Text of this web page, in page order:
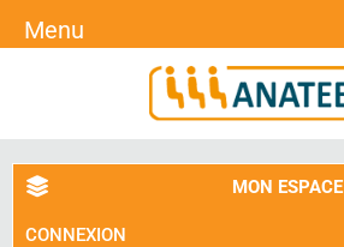
MON ESPACE
CONNEXION
Menu